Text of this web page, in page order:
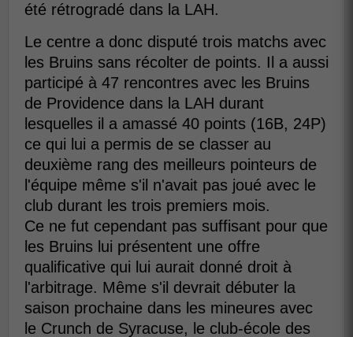
été rétrogradé dans la LAH.
Le centre a donc disputé trois matchs avec
les Bruins sans récolter de points. Il a aussi
participé à 47 rencontres avec les Bruins
de Providence dans la LAH durant
lesquelles il a amassé 40 points (16B, 24P)
ce qui lui a permis de se classer au
deuxième rang des meilleurs pointeurs de
l'équipe même s'il n'avait pas joué avec le
club durant les trois premiers mois.
Ce ne fut cependant pas suffisant pour que
les Bruins lui présentent une offre
qualificative qui lui aurait donné droit à
l'arbitrage. Même s'il devrait débuter la
saison prochaine dans les mineures avec
le Crunch de Syracuse, le club-école des